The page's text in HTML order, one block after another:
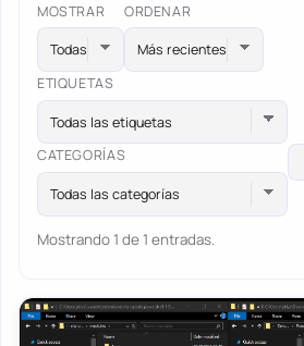
MOSTRAR ORDENAR
ETIQUETAS
Todas las etiquetas
CATEGORÍAS
Todas las categorías
Mostrando 1 de 1 entradas.